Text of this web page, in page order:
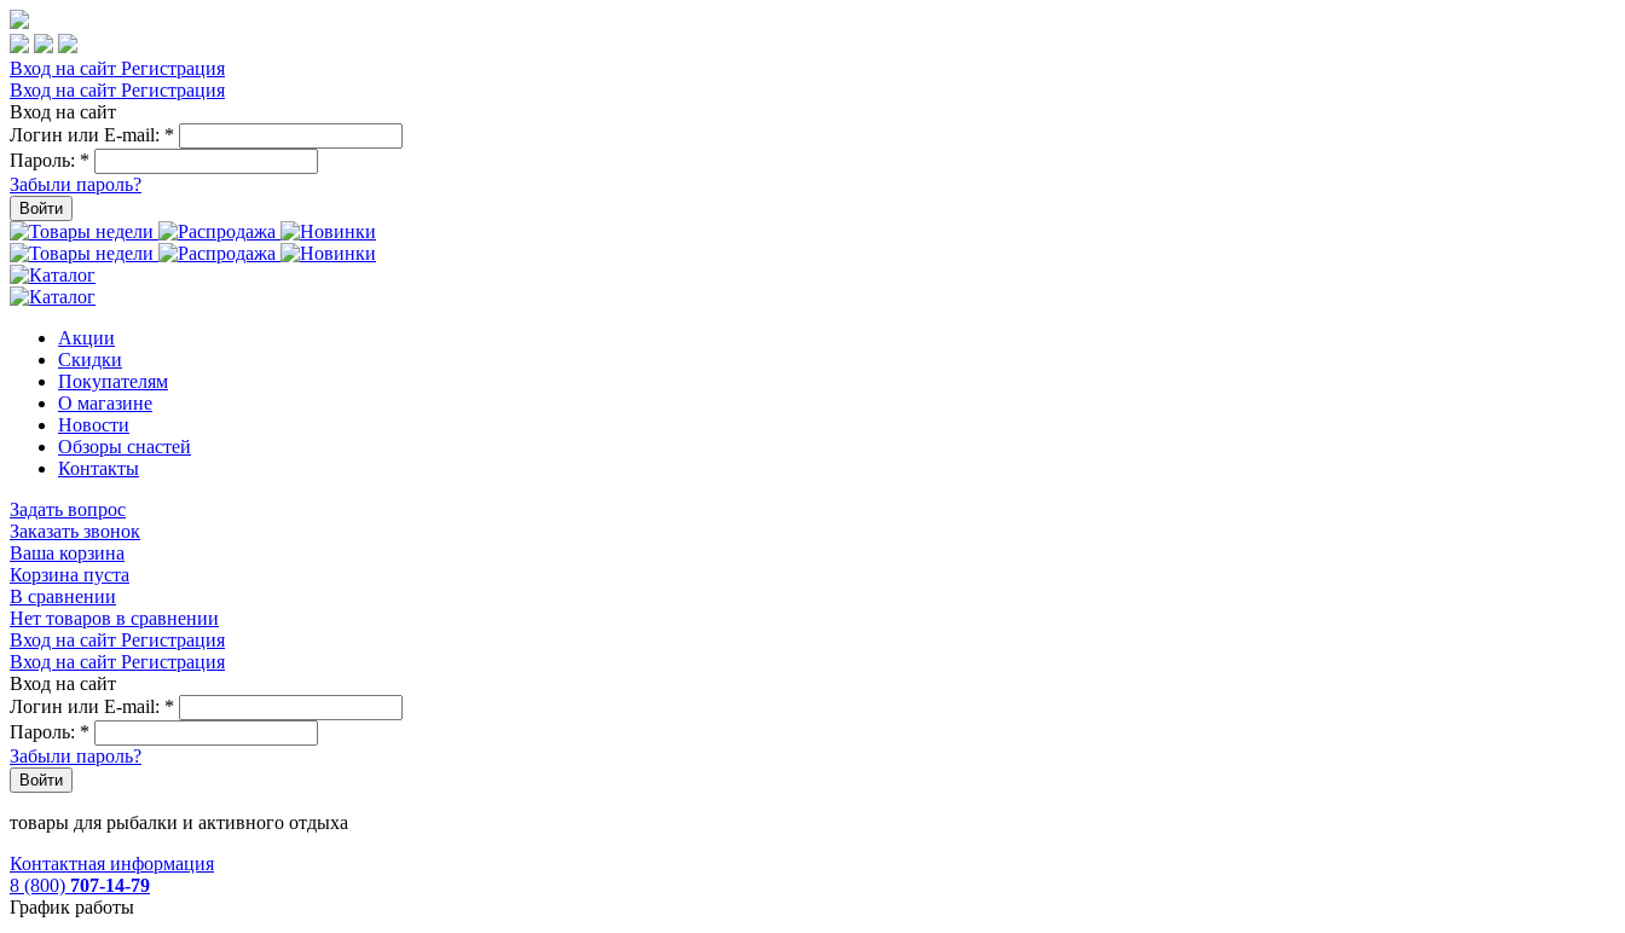
Вход на сайт Регистрация
Вход на сайт Регистрация
Вход на сайт
Логин или E-mail: *
Пароль: *
Забыли пароль?
Войти
Акции
Скидки
Покупателям
О магазине
Новости
Обзоры снастей
Контакты
Задать вопрос
Заказать звонок
Ваша корзина
Корзина пуста
В сравнении
Нет товаров в сравнении
Вход на сайт Регистрация
Вход на сайт Регистрация
Вход на сайт
Логин или E-mail: *
Пароль: *
Забыли пароль?
Войти
товары для рыбалки и активного отдыха
Контактная информация
8 (800) 707-14-79
График работы